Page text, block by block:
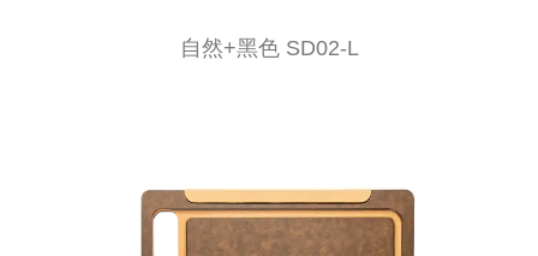
自然+黑色 SD02-L